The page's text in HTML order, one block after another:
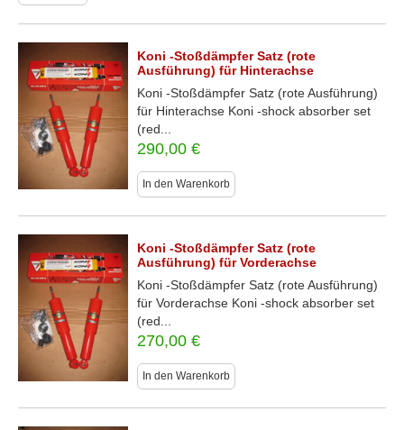
Koni -Stoßdämpfer Satz (rote
Ausführung) für Hinterachse
Koni -Stoßdämpfer Satz (rote Ausführung)
für Hinterachse Koni -shock absorber set
(red...
290,00€
In den Warenkorb
Koni -Stoßdämpfer Satz (rote
Ausführung) für Vorderachse
Koni -Stoßdämpfer Satz (rote Ausführung)
für Vorderachse Koni -shock absorber set
(red...
270,00€
In den Warenkorb